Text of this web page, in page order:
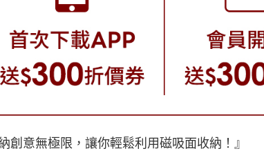
創意無極限，讓你輕鬆利用磁吸面收納！』